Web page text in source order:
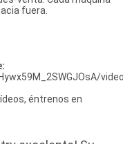
fuera.
éntrenos en